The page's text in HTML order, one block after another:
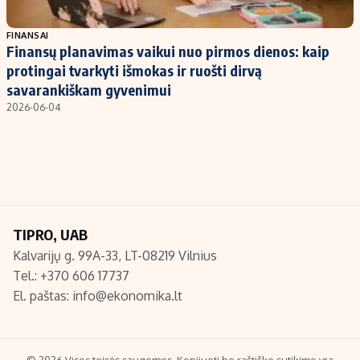
Populiarios temos
Investavimas
Akcijų rinka
Saulės elektrinės
Titulinis
Nedarbo išmokos skaičiuoklė
Redakcija
Apie mus
Redakcijos politika
FINANSAI
Finansų planavimas vaikui nuo pirmos dienos: kaip
protingai tvarkyti išmokas ir ruošti dirvą
savarankiškam gyvenimui
2026-06-04
TIPRO, UAB
Kalvarijų g. 99A-33, LT-08219 Vilnius
Tel.: +370 606 17737
El. paštas: info@ekonomika.lt